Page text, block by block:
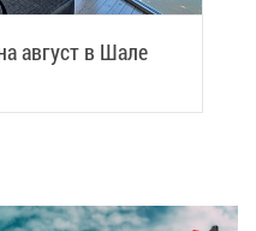
ав­густ в Ша­ле